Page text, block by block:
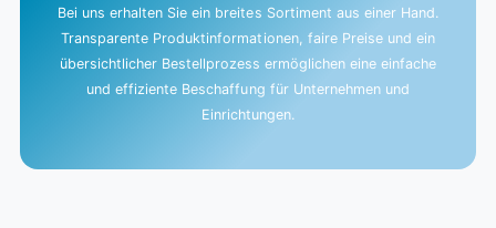
Bei uns erhalten Sie ein breites Sortiment aus einer Hand.
Transparente Produktinformationen, faire Preise und ein
übersichtlicher Bestellprozess ermöglichen eine einfache
und effiziente Beschaffung für Unternehmen und
Einrichtungen.